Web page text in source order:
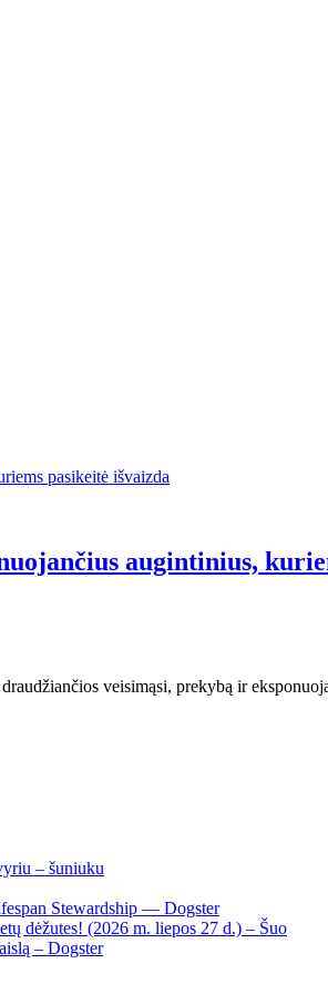
augintinius,
veisimąsi, prekybą ir
– šuniuku
Stewardship — Dogster
dėžutes! (2026 m. liepos 27 d.) – Šuo
– Dogster